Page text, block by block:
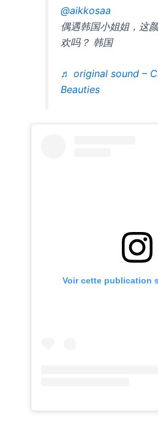
@aikkosaa
偶遇韩国小姐姐，这
欢吗？ 韩国
♬ original sound –
Beauties
Voir cette publication